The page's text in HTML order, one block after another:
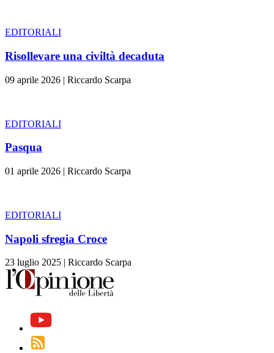
EDITORIALI
Risollevare una civiltà decaduta
09 aprile 2026 | Riccardo Scarpa
EDITORIALI
Pasqua
01 aprile 2026 | Riccardo Scarpa
EDITORIALI
Napoli sfregia Croce
23 luglio 2025 | Riccardo Scarpa